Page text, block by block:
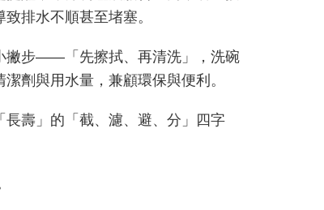
排水不順甚至堵塞。
撇步——「先擦拭、再清洗」，洗碗
劑與用水量，兼顧環保與便利。
壽」的「截、濾、避、分」四字